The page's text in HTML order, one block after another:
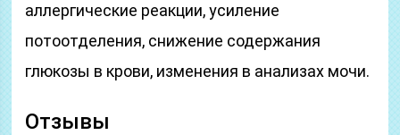
аллергические реакции, усиление
потоотделения, снижение содержания
глюкозы в крови, изменения в анализах мочи.
Отзывы